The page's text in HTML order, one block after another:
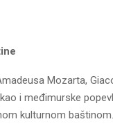
Mozarta,
i međimurske
kulturnom baštinom.